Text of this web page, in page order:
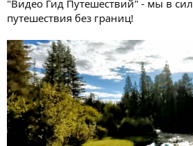
"Видео Гид Путешествий" - мы в
путешествия без границ!